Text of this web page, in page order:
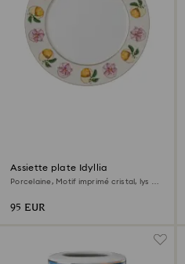
Assiette plate Idyllia
Porcelaine, Motif imprimé cristal, lys et
95 EUR